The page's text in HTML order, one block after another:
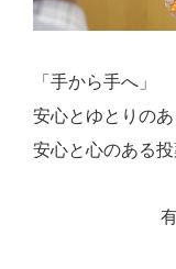
「手から手へ」
安心とゆとりの
安心と心のある投